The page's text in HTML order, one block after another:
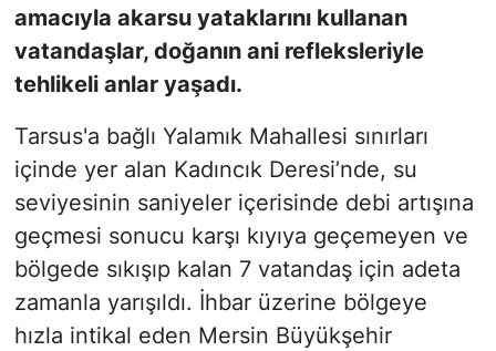
amacıyla akarsu yataklarını kullanan
vatandaşlar, doğanın ani refleksleriyle
tehlikeli anlar yaşadı.
Tarsus'a bağlı Yalamık Mahallesi sınırları
içinde yer alan Kadıncık Deresi’nde, su
seviyesinin saniyeler içerisinde debi artışına
geçmesi sonucu karşı kıyıya geçemeyen ve
bölgede sıkışıp kalan 7 vatandaş için adeta
zamanla yarışıldı. İhbar üzerine bölgeye
hızla intikal eden Mersin Büyükşehir